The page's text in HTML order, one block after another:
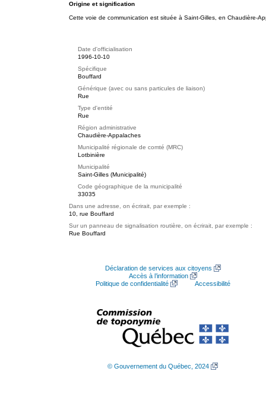
Origine et signification
Cette voie de communication est située à Saint-Gilles, en Chaudière-
Date d'officialisation
1996-10-10
Spécifique
Bouffard
Générique (avec ou sans particules de liaison)
Rue
Type d'entité
Rue
Région administrative
Chaudière-Appalaches
Municipalité régionale de comté (MRC)
Lotbinière
Municipalité
Saint-Gilles (Municipalité)
Code géographique de la municipalité
33035
Dans une adresse, on écrirait, par exemple :
10, rue Bouffard
Sur un panneau de signalisation routière, on écrirait, par exemple :
Rue Bouffard
Déclaration de services aux citoyens
Accès à l’information
Politique de confidentialité
Accessibilité
© Gouvernement du Québec, 2024